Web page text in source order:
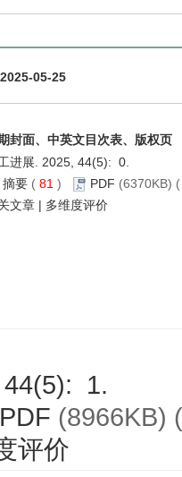
05-25
封面、中英文目次表、版权页
进展. 2025, 44(5): 0.
摘要 ( 81 ) PDF (6370KB) (
文章 | 多维度评价
44(5): 1.
PDF (8966KB) (
评价